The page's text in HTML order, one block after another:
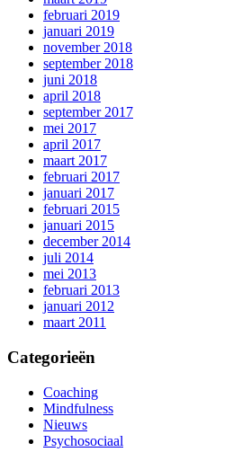
februari 2019
januari 2019
november 2018
september 2018
juni 2018
april 2018
september 2017
mei 2017
april 2017
maart 2017
februari 2017
januari 2017
februari 2015
januari 2015
december 2014
juli 2014
mei 2013
februari 2013
januari 2012
maart 2011
Categorieën
Coaching
Mindfulness
Nieuws
Psychosociaal